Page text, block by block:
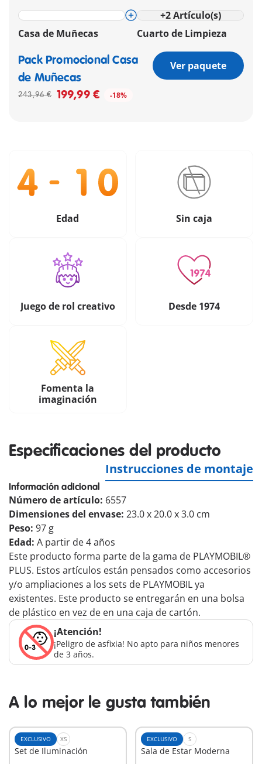
Casa de Muñecas
+2 Artículo(s)
Cuarto de Limpieza
Pack Promocional Casa
de Muñecas
243,96 € 199,99 € -18%
Ver paquete
Edad Sin caja
Juego de rol creativo Desde 1974
Fomenta la
imaginación
Especificaciones del producto
Instrucciones de montaje
Información adicional
Número de artículo: 6557
Dimensiones del envase: 23.0 x 20.0 x 3.0 cm
Peso: 97 g
Edad: A partir de 4 años
Este producto forma parte de la gama de PLAYMOBIL®
PLUS. Estos artículos están pensados como accesorios
y/o ampliaciones a los sets de PLAYMOBIL ya
existentes. Este producto se entregarán en una bolsa
de plástico en vez de en una caja de cartón.
¡Atención!
¡Peligro de asfixia! No apto para niños menores
de 3 años.
A lo mejor le gusta también
EXCLUSIVO XS
Set de Iluminación
EXCLUSIVO S
Sala de Estar Moderna